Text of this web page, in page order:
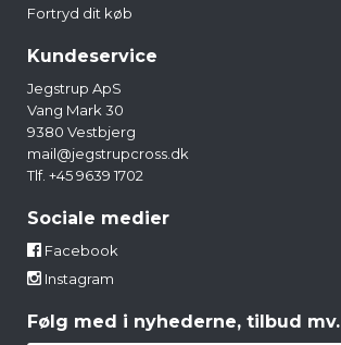
Fortryd dit køb
Kundeservice
Jegstrup ApS
Vang Mark 30
9380 Vestbjerg
mail@jegstrupcross.dk
Tlf. +45 9639 1702
Sociale medier
Facebook
Instagram
Følg med i nyhederne, tilbud mv.